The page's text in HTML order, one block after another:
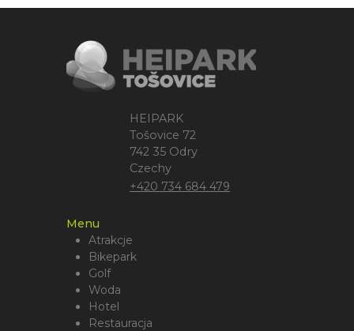
HEIPARK
Tošovice 72
742 35 Odry
Czechy
+420 734 684 479
Menu
Atrakcje
Bikepark
Golf
Woda
Hotel
Restauracja